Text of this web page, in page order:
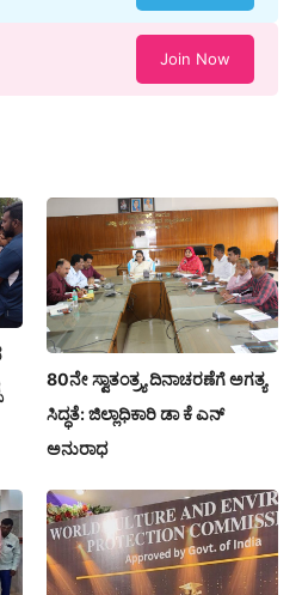
Join Now
80ನೇ ಸ್ವಾತಂತ್ರ್ಯ ದಿನಾಚರಣೆಗೆ ಅಗತ್ಯ
ಸಿದ್ಧತೆ: ಜಿಲ್ಲಾಧಿಕಾರಿ ಡಾ ಕೆ ಎನ್
ಅನುರಾಧ